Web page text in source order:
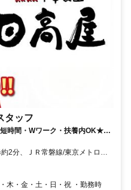
タッフ
時間・Wワーク・扶養内OK★食
2分、ＪＲ常磐線/東京メトロ千
線/東京メトロ千代田線 北松戸
木・金・土・日・祝 ・勤務時